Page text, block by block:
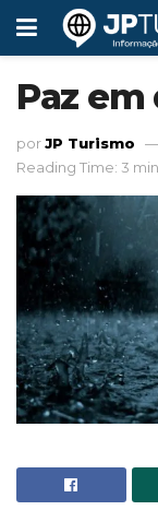
Paz em
porJP Turismo
Reading Time: 3